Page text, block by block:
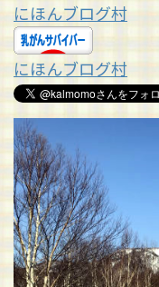
にほんブログ村
にほんブログ村